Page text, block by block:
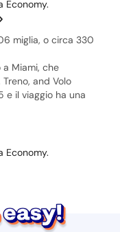
Economy.
miglia, o circa 330
Miami, che
and Volo
e il viaggio ha una
Economy.